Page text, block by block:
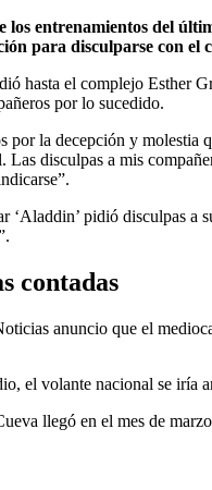
los entrenamientos del
para disculparse con el
hasta el complejo Esther
por lo sucedido.
por la decepción y molestia
disculpas a mis
‘Aladdin’ pidió disculpas a
contadas
anuncio que el
el volante nacional se iría
llegó en el mes de